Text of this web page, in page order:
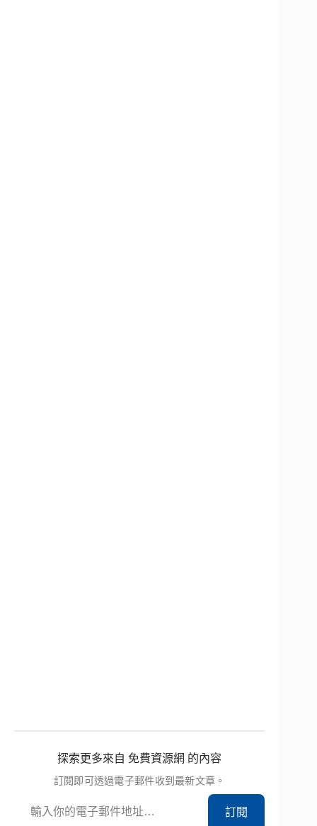
探索更多來自 免費資源網 的內容
訂閱即可透過電子郵件收到最新文章。
訂閱